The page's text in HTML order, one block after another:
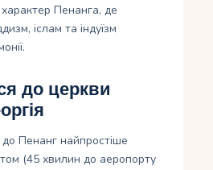
характер Пенанга, де
іслам та індуїзм
до церкви
Пенанг найпростіше
(45 хвилин до аеропорту